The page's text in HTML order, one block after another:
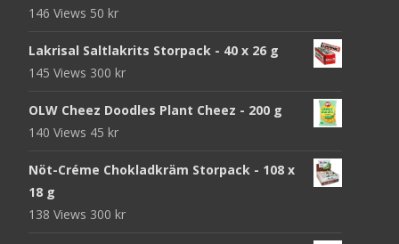
146 Views 50 kr
Lakrisal Saltlakrits Storpack - 40 x 26 g
145 Views 300 kr
OLW Cheez Doodles Plant Cheez - 200 g
140 Views 45 kr
Nöt-Créme Chokladkräm Storpack - 108 x
18 g
138 Views 300 kr